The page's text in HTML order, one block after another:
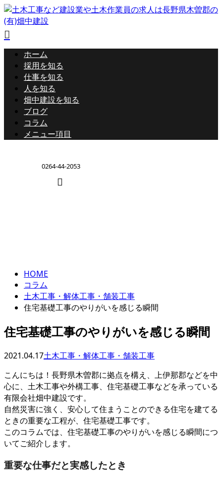
ホーム
採用を知る
仕事を知る
人を知る
畑中建設を知る
ブログ
コラム
メニュー項目
0264-44-2053
HOME
コラム
土木工事・解体工事・舗装工事
住宅基礎工事のやりがいを感じる瞬間
住宅基礎工事のやりがいを感じる瞬間
2021.04.17土木工事・解体工事・舗装工事
こんにちは！長野県木曽郡に拠点を構え、上伊那郡などを中
心に、土木工事や外構工事、住宅基礎工事などを承っている
有限会社畑中建設です。
自然災害に強く、安心して住まうことのできる住宅を建てる
ときの重要な工程が、住宅基礎工事です。
このコラムでは、住宅基礎工事のやりがいを感じる瞬間につ
いてご紹介します。
重要な仕事だと実感したとき